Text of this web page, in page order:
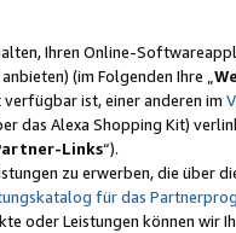
Ihren Online-
(im Folgenden Ihre „
ist, einer anderen im
das Alexa Shopping Kit)
Links“).
zu erwerben, die über
für das
oder Leistungen können wir